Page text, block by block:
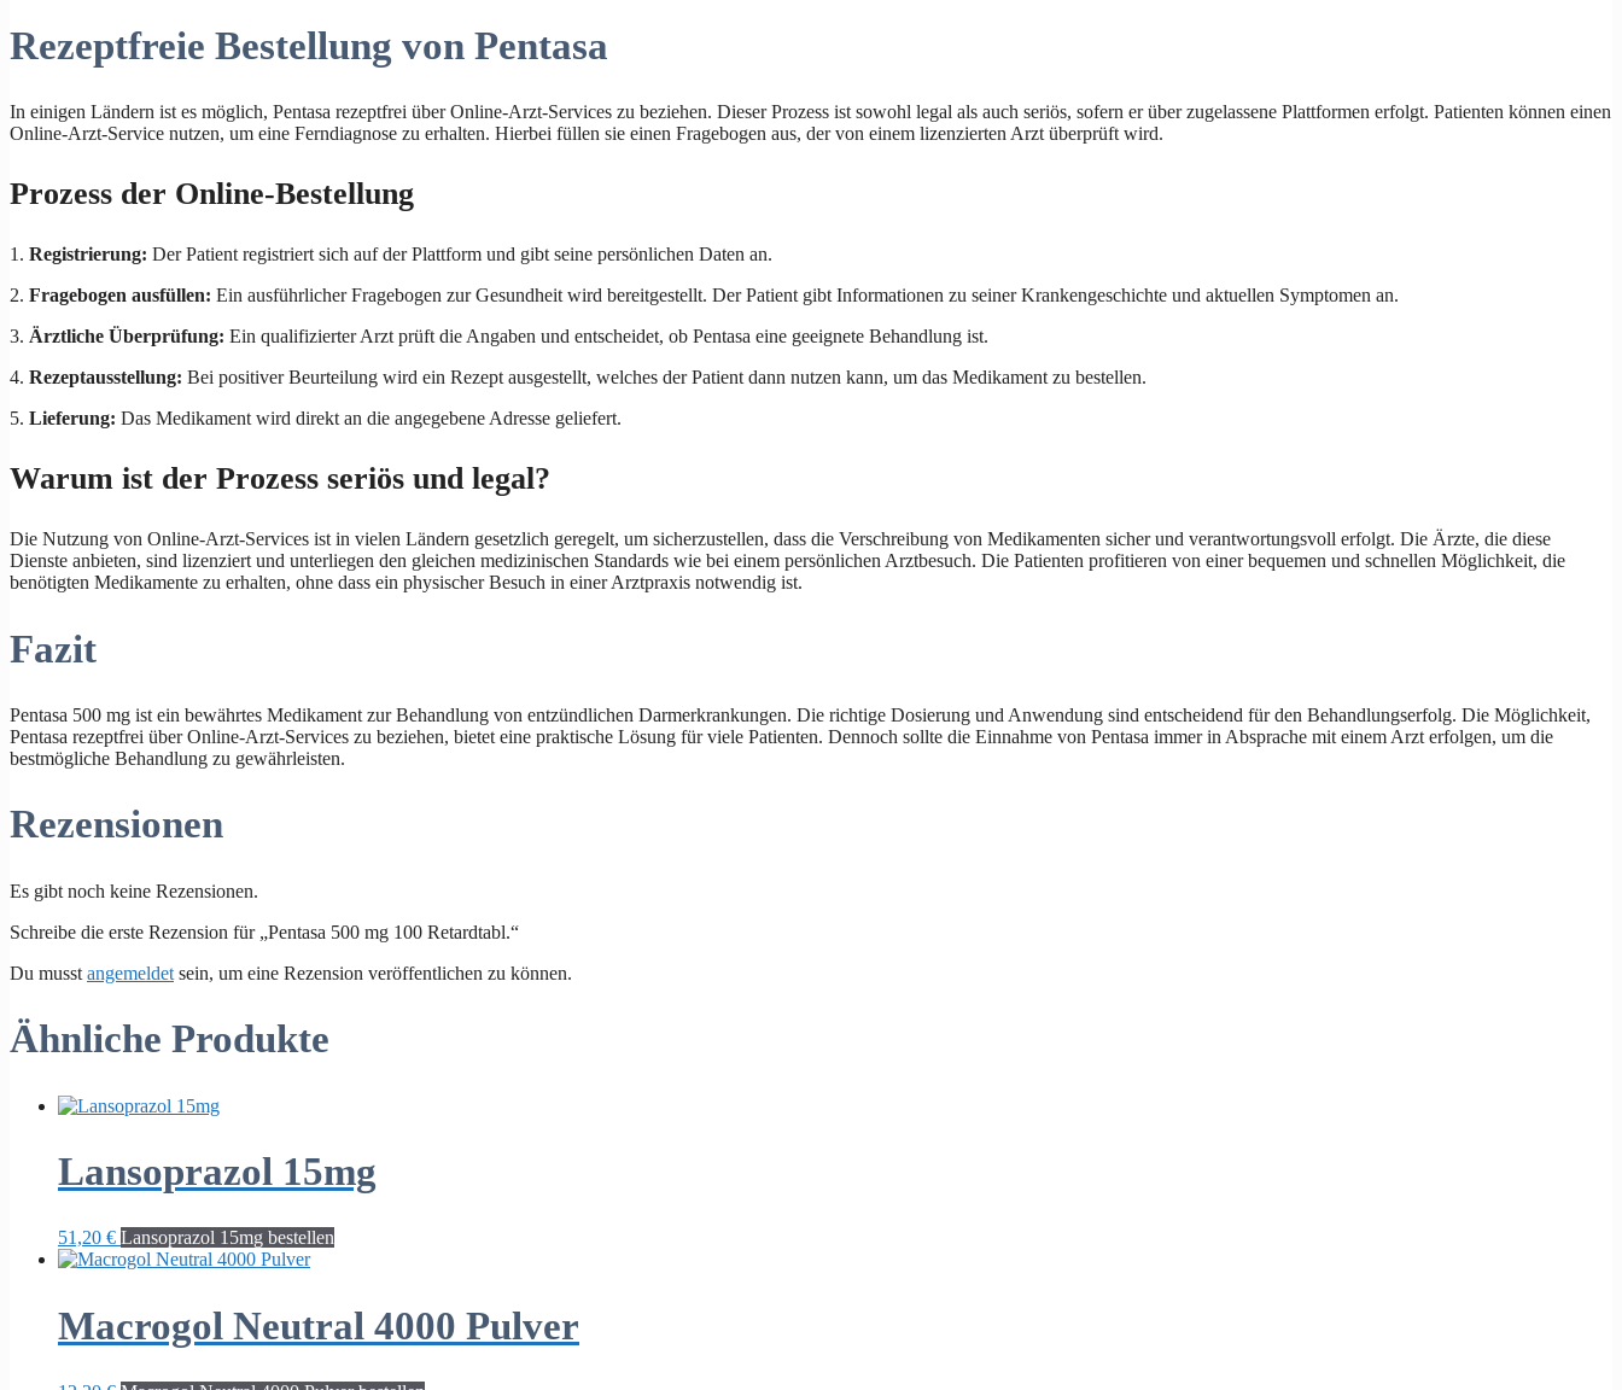
Rezeptfreie Bestellung von Pentasa
In einigen Ländern ist es möglich, Pentasa rezeptfrei über Online-Arzt-Services zu beziehen. Dieser Prozess ist sowohl legal als auch seriös, sofern er über zugelassene Plattformen erfolgt. Patienten können einen
Online-Arzt-Service nutzen, um eine Ferndiagnose zu erhalten. Hierbei füllen sie einen Fragebogen aus, der von einem lizenzierten Arzt überprüft wird.
Prozess der Online-Bestellung
1. Registrierung: Der Patient registriert sich auf der Plattform und gibt seine persönlichen Daten an.
2. Fragebogen ausfüllen: Ein ausführlicher Fragebogen zur Gesundheit wird bereitgestellt. Der Patient gibt Informationen zu seiner Krankengeschichte und aktuellen Symptomen an.
3. Ärztliche Überprüfung: Ein qualifizierter Arzt prüft die Angaben und entscheidet, ob Pentasa eine geeignete Behandlung ist.
4. Rezeptausstellung: Bei positiver Beurteilung wird ein Rezept ausgestellt, welches der Patient dann nutzen kann, um das Medikament zu bestellen.
5. Lieferung: Das Medikament wird direkt an die angegebene Adresse geliefert.
Warum ist der Prozess seriös und legal?
Die Nutzung von Online-Arzt-Services ist in vielen Ländern gesetzlich geregelt, um sicherzustellen, dass die Verschreibung von Medikamenten sicher und verantwortungsvoll erfolgt. Die Ärzte, die diese
Dienste anbieten, sind lizenziert und unterliegen den gleichen medizinischen Standards wie bei einem persönlichen Arztbesuch. Die Patienten profitieren von einer bequemen und schnellen Möglichkeit, die
benötigten Medikamente zu erhalten, ohne dass ein physischer Besuch in einer Arztpraxis notwendig ist.
Fazit
Pentasa 500 mg ist ein bewährtes Medikament zur Behandlung von entzündlichen Darmerkrankungen. Die richtige Dosierung und Anwendung sind entscheidend für den Behandlungserfolg. Die Möglichkeit,
Pentasa rezeptfrei über Online-Arzt-Services zu beziehen, bietet eine praktische Lösung für viele Patienten. Dennoch sollte die Einnahme von Pentasa immer in Absprache mit einem Arzt erfolgen, um die
bestmögliche Behandlung zu gewährleisten.
Rezensionen
Es gibt noch keine Rezensionen.
Schreibe die erste Rezension für „Pentasa 500 mg 100 Retardtabl.“
Du musst angemeldet sein, um eine Rezension veröffentlichen zu können.
Ähnliche Produkte
Lansoprazol 15mg
51,20 € Lansoprazol 15mg bestellen
Macrogol Neutral 4000 Pulver